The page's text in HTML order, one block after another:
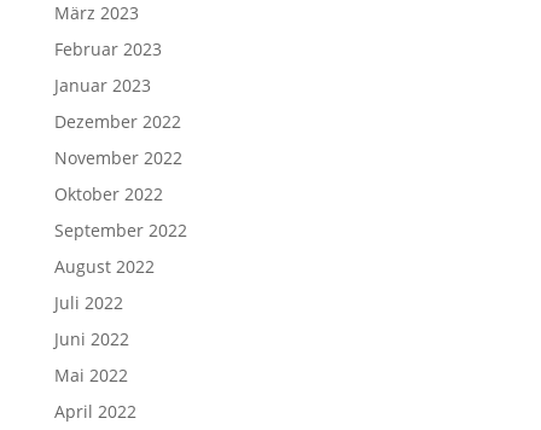
März 2023
Februar 2023
Januar 2023
Dezember 2022
November 2022
Oktober 2022
September 2022
August 2022
Juli 2022
Juni 2022
Mai 2022
April 2022